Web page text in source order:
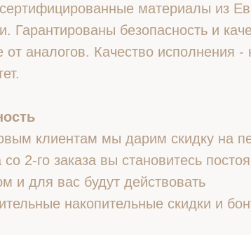
материалы из
Гарантированы безопасность и
от аналогов. Качество исполнения -
клиентам мы дарим скидку на
со 2-го заказа вы становитесь
и для вас будут действовать
накопительные скидки и